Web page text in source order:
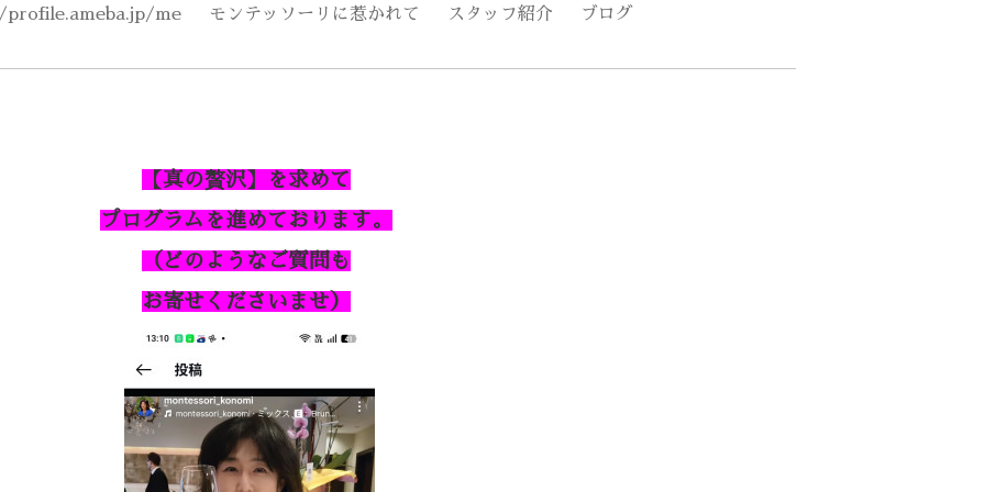
me モンテッソーリに惹かれて スタッフ紹介 ブログ
【真の贅沢】を求めて
プログラムを進めております。
（どのようなご質問も
お寄せくださいませ）